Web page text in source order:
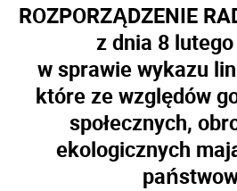
ROZPORZĄDZENIE
z dnia 8
w sprawie wykazu
które ze względów
społecznych,
ekologicznych